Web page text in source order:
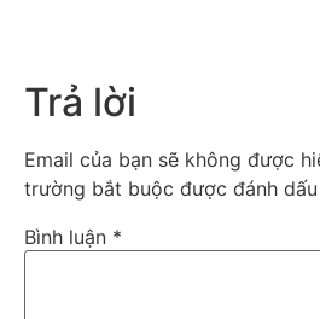
Trả lời
Email của bạn sẽ không được
trường bắt buộc được đánh dấu
Bình luận *